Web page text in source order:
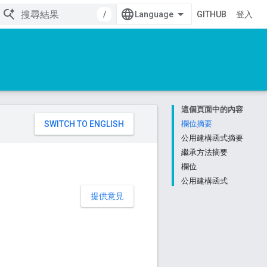
/
GITHUB 登入
這個頁面中的內容
欄位摘要
公用建構函式摘要
繼承方法摘要
欄位
公用建構函式
提供意見